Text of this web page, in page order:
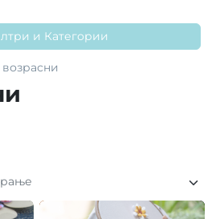
Филтри и Категории
возрасни